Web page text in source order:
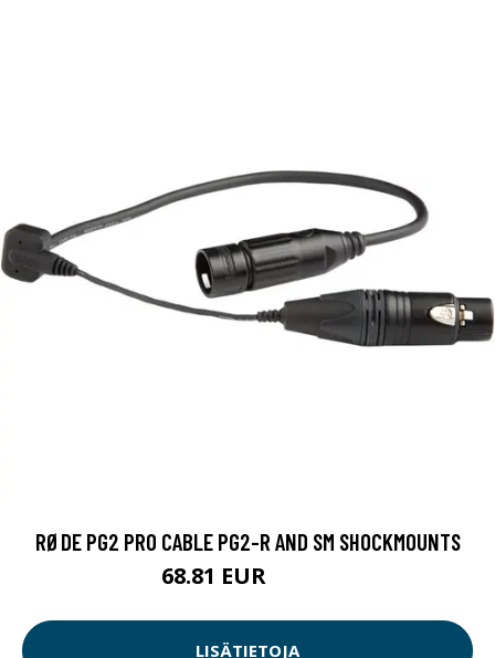
RØDE PG2 PRO CABLE PG2-R AND SM SHOCKMOUNTS
68.81 EUR
LISÄTIETOJA